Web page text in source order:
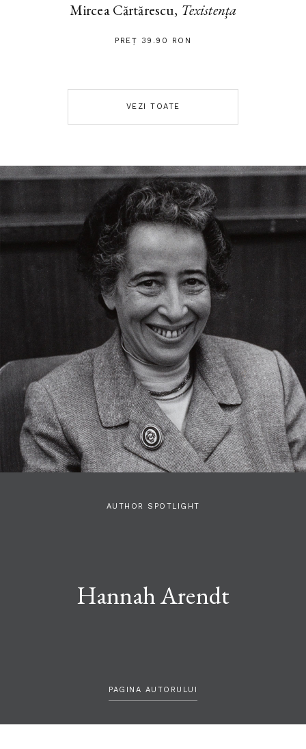
Mircea Cărtărescu, Texistența
PREȚ 39.90 RON
VEZI TOATE
AUTHOR SPOTLIGHT
Hannah Arendt
PAGINA AUTORULUI